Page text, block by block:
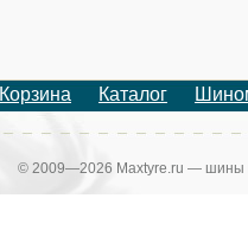
Корзина Каталог
© 2009—2026 Maxtyre.ru — шины и